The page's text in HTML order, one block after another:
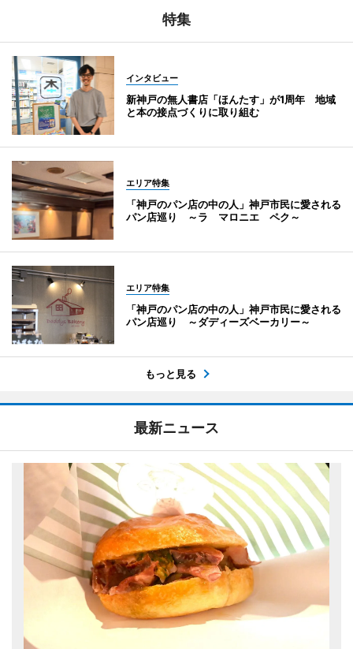
特集
インタビュー
新神戸の無人書店「ほんたす」が1周年 地域
と本の接点づくりに取り組む
エリア特集
「神戸のパン店の中の人」神戸市民に愛される
パン店巡り ～ラ マロニエ ペク～
エリア特集
「神戸のパン店の中の人」神戸市民に愛される
パン店巡り ～ダディーズベーカリー～
もっと見る
最新ニュース